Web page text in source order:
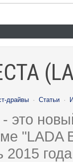
драйвы · Статьи ·
это
"LADA
2015